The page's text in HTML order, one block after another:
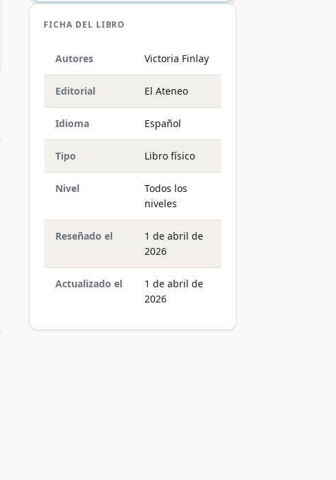
FICHA DEL LIBRO
Autores Victoria Finlay
Editorial El Ateneo
Idioma Español
Tipo Libro físico
Nivel
Todos los
niveles
Reseñado el
1 de abril de
2026
Actualizado el
1 de abril de
2026